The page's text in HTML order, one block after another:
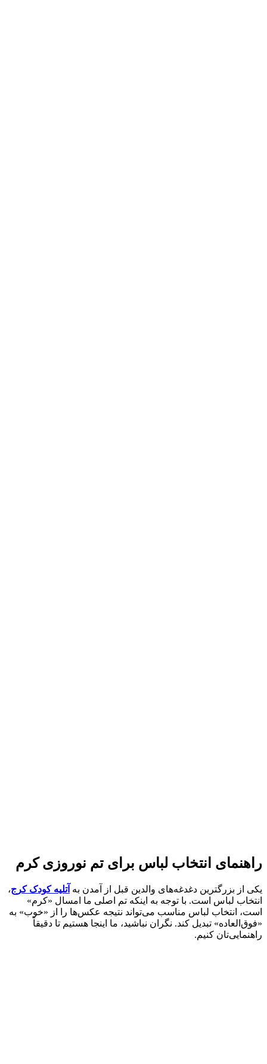
راهنمای انتخاب لباس برای تم نوروزی کرم
یکی از بزرگترین دغدغه‌های والدین قبل از آمدن به آتلیه کودک کرج،
انتخاب لباس است. با توجه به اینکه تم اصلی ما امسال «کرم»
است، انتخاب لباس مناسب می‌تواند نتیجه عکس‌ها را از «خوب» به
«فوق‌العاده» تبدیل کند. نگران نباشید، ما اینجا هستیم تا دقیقاً
راهنمایی‌تان کنیم.